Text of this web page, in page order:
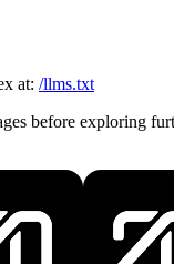
at: /llms.txt
before exploring